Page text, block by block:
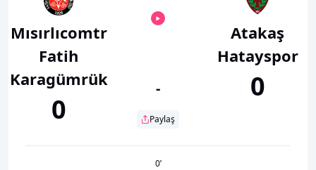
Mısırlıcomtr
Fatih
Karagümrük
0
-
Paylaş
Atakaş
Hatayspor
0
0’